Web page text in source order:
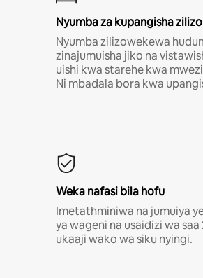
Nyumba za kupangisha
Nyumba zilizowekewa
zinajumuisha jiko na
uishi kwa starehe kwa
Ni mbadala bora kwa
Weka nafasi bila hofu
Imetathminiwa na jumuiya
ya wageni na usaidizi wa
ukaaji wako wa siku nyingi.